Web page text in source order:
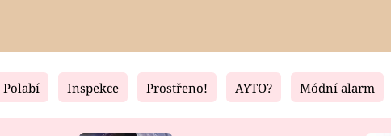
Fresh Living
Polabí Inspekce Prostřeno! AYTO? Módní alarm